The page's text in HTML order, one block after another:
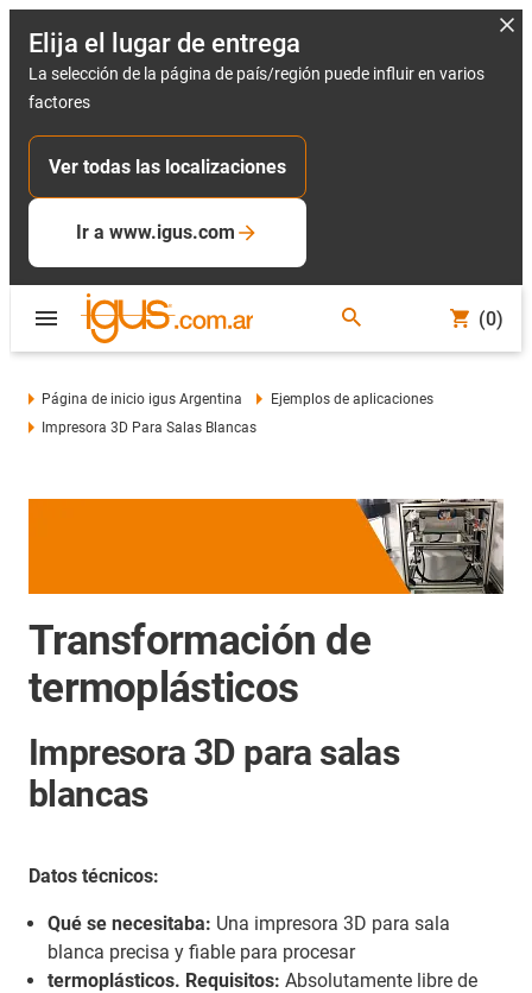
Elija el lugar de entrega
La selección de la página de país/región puede influir en varios
factores
Ver todas las localizaciones
Ir a www.igus.com
(0)
Página de inicio igus Argentina
Ejemplos de aplicaciones
Impresora 3D Para Salas Blancas
Transformación de
termoplásticos
Impresora 3D para salas
blancas
Datos técnicos:
Qué se necesitaba: Una impresora 3D para sala
blanca precisa y fiable para procesar
termoplásticos. Requisitos: Absolutamente libre de